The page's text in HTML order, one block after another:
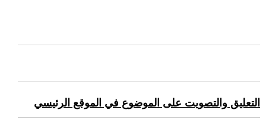
التعليق والتصويت على الموضوع في الموقع الرئيسي